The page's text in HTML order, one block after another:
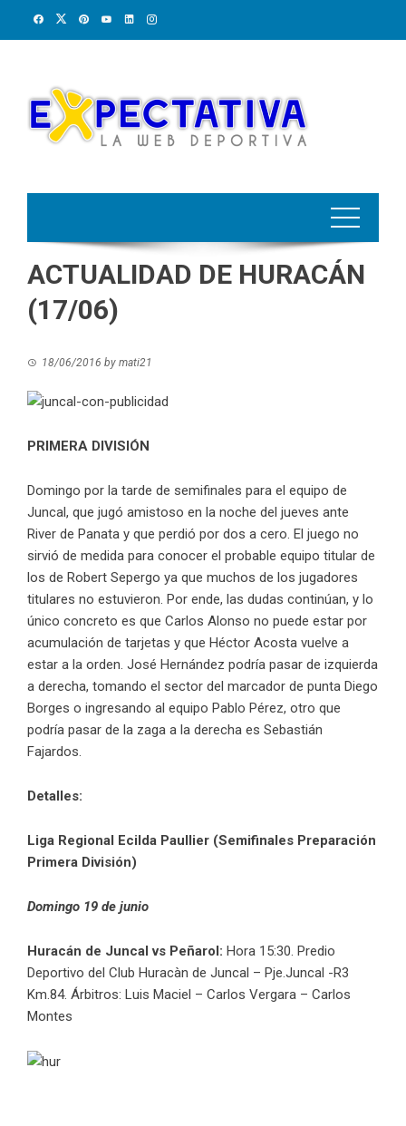
ACTUALIDAD DE HURACÁN
(17/06)
18/06/2016 by mati21
PRIMERA DIVISIÓN
Domingo por la tarde de semifinales para el equipo de
Juncal, que jugó amistoso en la noche del jueves ante
River de Panata y que perdió por dos a cero. El juego no
sirvió de medida para conocer el probable equipo titular de
los de Robert Sepergo ya que muchos de los jugadores
titulares no estuvieron. Por ende, las dudas continúan, y lo
único concreto es que Carlos Alonso no puede estar por
acumulación de tarjetas y que Héctor Acosta vuelve a
estar a la orden. José Hernández podría pasar de izquierda
a derecha, tomando el sector del marcador de punta Diego
Borges o ingresando al equipo Pablo Pérez, otro que
podría pasar de la zaga a la derecha es Sebastián
Fajardos.
Detalles:
Liga Regional Ecilda Paullier (Semifinales Preparación
Primera División)
Domingo 19 de junio
Huracán de Juncal vs Peñarol: Hora 15:30. Predio
Deportivo del Club Huracàn de Juncal – Pje.Juncal -R3
Km.84. Árbitros: Luis Maciel – Carlos Vergara – Carlos
Montes